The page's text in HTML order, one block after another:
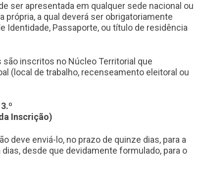
ser apresentada em qualquer sede nacional ou
própria, a qual deverá ser obrigatoriamente
Identidade, Passaporte, ou título de residência
inscritos no Núcleo Territorial que
(local de trabalho, recenseamento eleitoral ou
Inscrição)
deve enviá-lo, no prazo de quinze dias, para a
desde que devidamente formulado, para o